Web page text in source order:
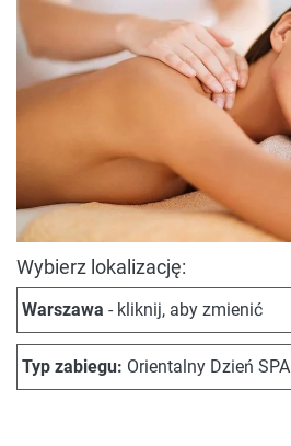
Wybierz lokalizację:
Warszawa - kliknij, aby zmienić
Typ zabiegu: Orientalny Dzień SPA